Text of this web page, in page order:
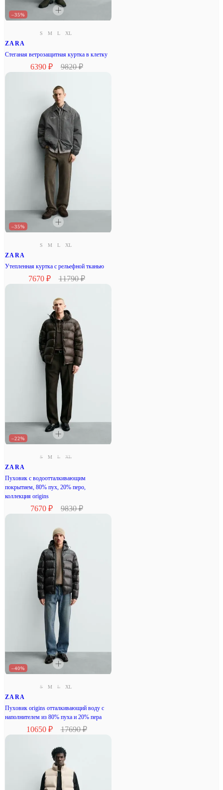
–35%
S M L XL
ZARA
Стеганая ветрозащитная куртка в клетку
6390 ₽ 9820 ₽
–35%
S M L XL
ZARA
Утепленная куртка с рельефной тканью
7670 ₽ 11790 ₽
–22%
S M L XL
ZARA
Пуховик с водоотталкивающим
покрытием, 80% пух, 20% перо,
коллекция origins
7670 ₽ 9830 ₽
–40%
S M L XL
ZARA
Пуховик origins отталкивающий воду с
наполнителем из 80% пуха и 20% пера
10650 ₽ 17690 ₽